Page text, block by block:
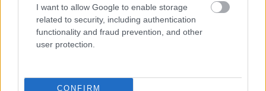
I want to allow Google to enable storage
related to security, including authentication
functionality and fraud prevention, and other
user protection.
CONFIRM